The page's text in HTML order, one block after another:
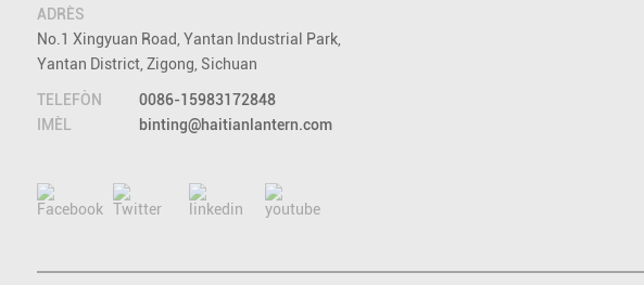
ADRÈS
No.1 Xingyuan Road, Yantan Industrial Park,
Yantan District, Zigong, Sichuan
TELEFÒN
0086-15983172848
IMÈL
binting@haitianlantern.com